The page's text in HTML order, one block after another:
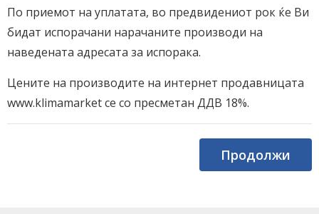
По приемот на уплатата, во предвидениот рок ќе Ви
бидат испорачани нарачаните производи на
наведената адресата за испорака.
Цените на производите на интернет продавницата
www.klimamarket се со пресметан ДДВ 18%.
Продолжи